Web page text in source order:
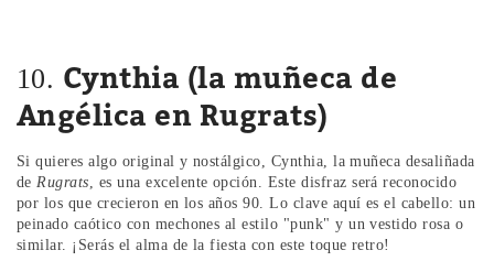
10. Cynthia (la muñeca de
Angélica en Rugrats)
Si quieres algo original y nostálgico, Cynthia, la muñeca desaliñada
de Rugrats , es una excelente opción. Este disfraz será reconocido
por los que crecieron en los años 90. Lo clave aquí es el cabello: un
peinado caótico con mechones al estilo "punk" y un vestido rosa o
similar. ¡Serás el alma de la fiesta con este toque retro!